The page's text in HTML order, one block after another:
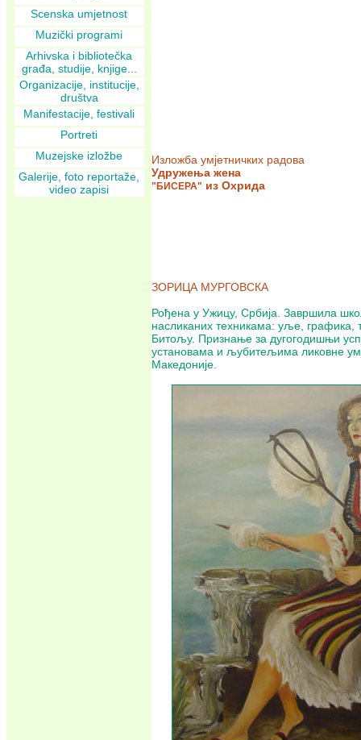
Scenska umjetnost
Muzički programi
Arhivska i bibliotečka
građa, studije, knjige...
Organizacije, institucije,
društva
Manifestacije, festivali
Portreti
Muzejske izložbe
Galerije, foto reportaže,
video zapisi
Изложба умјетничких радова
Удружења жена
"БИСЕРА" из Охрида
ЗОРИЦА МУРГОВСКА
Рођена у Ужицу, Србија. Завршила
насликаних техникама: уље, графика,
Битољу. Признање за дугогодишњи
установама и љубитељима ликовне
Македоније.